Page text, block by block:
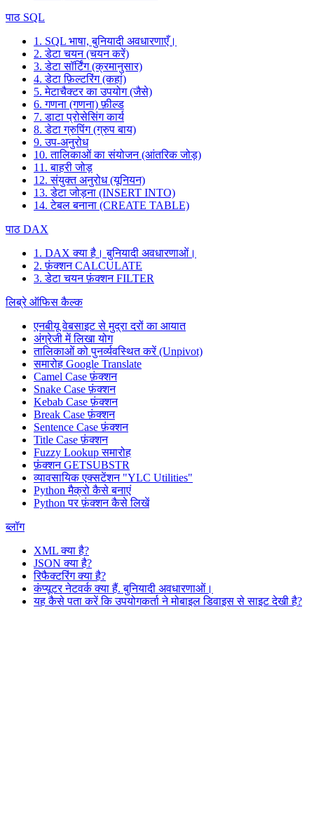
पाठ SQL
1. SQL भाषा, बुनियादी अवधारणाएँ।
2. डेटा चयन (चयन करें)
3. डेटा सॉर्टिंग (क्रमानुसार)
4. डेटा फ़िल्टरिंग (कहां)
5. मेटाचैक्टर का उपयोग (जैसे)
6. गणना (गणना) फ़ील्ड
7. डाटा प्रोसेसिंग कार्य
8. डेटा ग्रुपिंग (ग्रुप बाय)
9. उप-अनुरोध
10. तालिकाओं का संयोजन (आंतरिक जोड़)
11. बाहरी जोड़
12. संयुक्त अनुरोध (यूनियन)
13. डेटा जोड़ना (INSERT INTO)
14. टेबल बनाना (CREATE TABLE)
पाठ DAX
1. DAX क्या है। बुनियादी अवधारणाओं।
2. फ़ंक्शन CALCULATE
3. डेटा चयन फ़ंक्शन FILTER
लिब्रे ऑफिस कैल्क
एनबीयू वेबसाइट से मुद्रा दरों का आयात
अंग्रेजी में लिखा योग
तालिकाओं को पुनर्व्यवस्थित करें (Unpivot)
समारोह Google Translate
Camel Case फ़ंक्शन
Snake Case फ़ंक्शन
Kebab Case फ़ंक्शन
Break Case फ़ंक्शन
Sentence Case फ़ंक्शन
Title Case फ़ंक्शन
Fuzzy Lookupसमारोह
फ़ंक्शन GETSUBSTR
व्यावसायिक एक्सटेंशन "YLC Utilities"
Python मैक्रो कैसे बनाएं
Python पर फ़ंक्शन कैसे लिखें
ब्लॉग
XML क्या है?
JSON क्या है?
रिफैक्टरिंग क्या है?
कंप्यूटर नेटवर्क क्या हैं. बुनियादी अवधारणाओं।
यह कैसे पता करें कि उपयोगकर्ता ने मोबाइल डिवाइस से साइट देखी है?